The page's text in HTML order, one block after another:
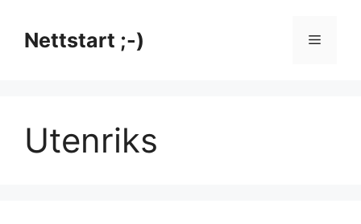
innholdNettstart ;-) Meny
Utenriks